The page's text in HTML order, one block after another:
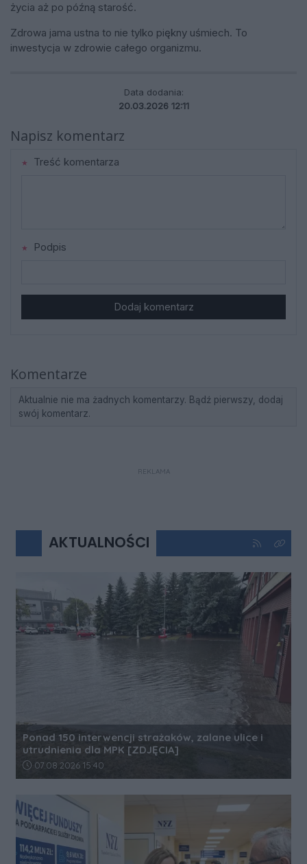
życia aż po późną starość.
Zdrowa jama ustna to nie tylko piękny uśmiech. To
inwestycja w zdrowie całego organizmu.
Data dodania:
20.03.2026 12:11
Napisz komentarz
Treść komentarza
Podpis
Dodaj komentarz
Komentarze
Aktualnie nie ma żadnych komentarzy. Bądź pierwszy, dodaj
swój komentarz.
REKLAMA
AKTUALNOŚCI Kliknij aby
Kliknij
Ponad 150 interwencji strażaków, zalane ulice i
utrudnienia dla MPK [ZDJĘCIA]
Data dodania artykułu:
07.08.2026 15:40